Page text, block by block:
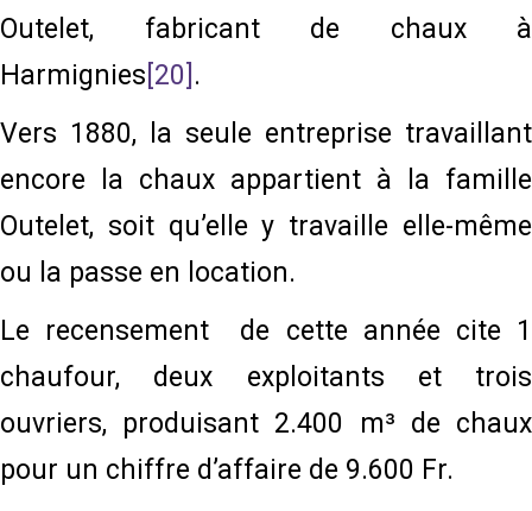
Outelet, fabricant de chaux à
Harmignies [20] .
Vers 1880, la seule entreprise travaillant
encore la chaux appartient à la famille
Outelet, soit qu’elle y travaille elle-même
ou la passe en location.
Le recensement de cette année cite 1
chaufour, deux exploitants et trois
ouvriers, produisant 2.400 m³ de chaux
pour un chiffre d’affaire de 9.600 Fr.